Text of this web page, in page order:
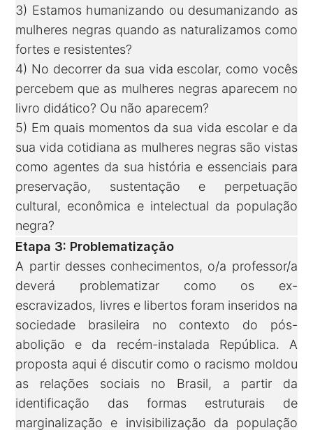
3) Estamos humanizando ou desumanizando as
mulheres negras quando as naturalizamos como
fortes e resistentes?
4) No decorrer da sua vida escolar, como vocês
percebem que as mulheres negras aparecem no
livro didático? Ou não aparecem?
5) Em quais momentos da sua vida escolar e da
sua vida cotidiana as mulheres negras são vistas
como agentes da sua história e essenciais para
preservação, sustentação e perpetuação
cultural, econômica e intelectual da população
negra?
Etapa 3: Problematização
A partir desses conhecimentos, o/a professor/a
deverá problematizar como os ex-
escravizados, livres e libertos foram inseridos na
sociedade brasileira no contexto do pós-
abolição e da recém-instalada República. A
proposta aqui é discutir como o racismo moldou
as relações sociais no Brasil, a partir da
identificação das formas estruturais de
marginalização e invisibilização da população